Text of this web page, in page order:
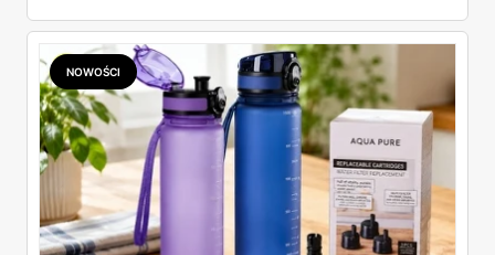
znalazłam, z cenami i terminami.
NOWOŚCI